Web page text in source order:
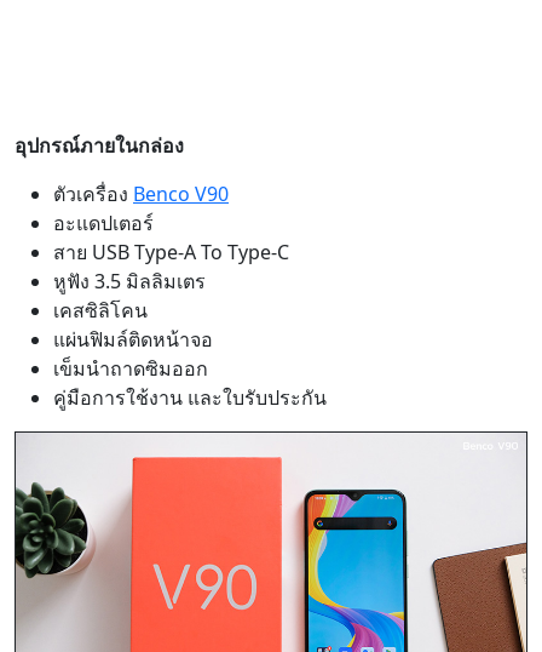
อุปกรณ์ภายในกล่อง
ตัวเครื่อง Benco V90
อะแดปเตอร์
สาย USB Type-A To Type-C
หูฟัง 3.5 มิลลิมเตร
เคสซิลิโคน
แผ่นฟิมล์ติดหน้าจอ
เข็มนำถาดซิมออก
คู่มือการใช้งาน และใบรับประกัน